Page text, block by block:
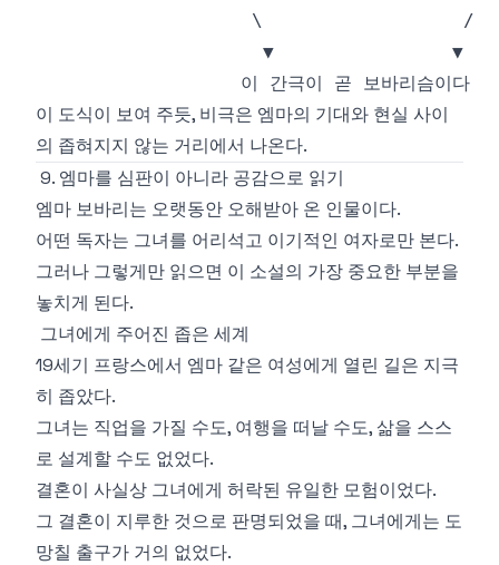
이 도식이 보여 주듯, 비극은 엠마의 기대와 현실 사이
의 좁혀지지 않는 거리에서 나온다.
9. 엠마를 심판이 아니라 공감으로 읽기
엠마 보바리는 오랫동안 오해받아 온 인물이다.
어떤 독자는 그녀를 어리석고 이기적인 여자로만 본다.
그러나 그렇게만 읽으면 이 소설의 가장 중요한 부분을
놓치게 된다.
그녀에게 주어진 좁은 세계
19세기 프랑스에서 엠마 같은 여성에게 열린 길은 지극
히 좁았다.
그녀는 직업을 가질 수도, 여행을 떠날 수도, 삶을 스스
로 설계할 수도 없었다.
결혼이 사실상 그녀에게 허락된 유일한 모험이었다.
그 결혼이 지루한 것으로 판명되었을 때, 그녀에게는 도
망칠 출구가 거의 없었다.